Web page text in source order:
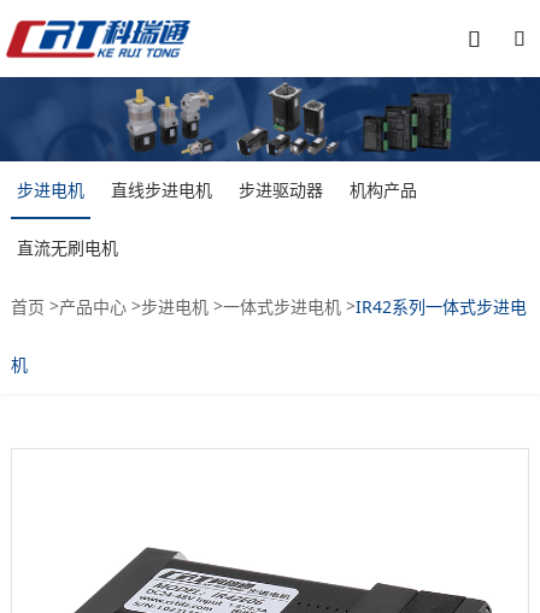


步进电机 直线步进电机 步进驱动器 机构产品
直流无刷电机
首页 >产品中心>步进电机>一体式步进电机>IR42系列一体式步进电
机